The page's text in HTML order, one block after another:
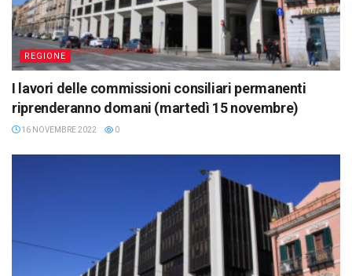
REGIONE
I lavori delle commissioni consiliari permanenti
riprenderanno domani (martedì 15 novembre)
16 NOVEMBRE 2022 0